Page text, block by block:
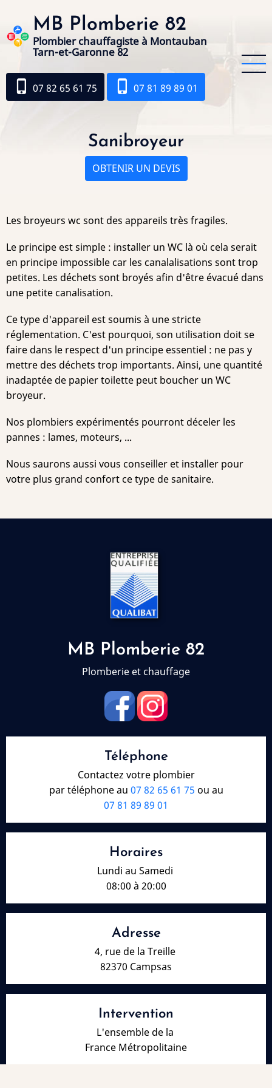
contenu
principal
MB Plomberie 82
Plombier chauffagiste à Montauban
Tarn-et-Garonne 82
phone_iphone 07 82 65 61 75 phone_iphone 07 81 89 89 01
Sanibroyeur
OBTENIR UN DEVIS
Les broyeurs wc sont des appareils très fragiles.
Le principe est simple : installer un WC là où cela serait
en principe impossible car les canalalisations sont trop
petites. Les déchets sont broyés afin d'être évacué dans
une petite canalisation.
Ce type d'appareil est soumis à une stricte
réglementation. C'est pourquoi, son utilisation doit se
faire dans le respect d'un principe essentiel : ne pas y
mettre des déchets trop importants. Ainsi, une quantité
inadaptée de papier toilette peut boucher un WC
broyeur.
Nos plombiers expérimentés pourront déceler les
pannes : lames, moteurs, ...
Nous saurons aussi vous conseiller et installer pour
votre plus grand confort ce type de sanitaire.
MB Plomberie 82
Plomberie et chauffage
Téléphone
Contactez votre plombier
par téléphone au 07 82 65 61 75 ou au
07 81 89 89 01
Horaires
Lundi au Samedi
08:00 à 20:00
Adresse
4, rue de la Treille
82370 Campsas
Intervention
L'ensemble de la
France Métropolitaine